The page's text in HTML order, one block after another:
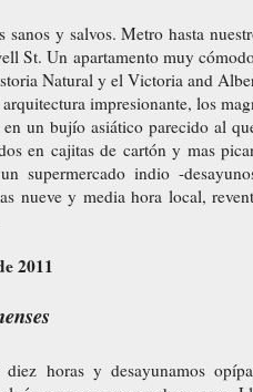
sanos y salvos. Metro hasta
St. Un apartamento muy
Natural y el Victoria and
impresionante, los
en un bujío asiático parecido al
en cajitas de cartón y mas
supermercado indio -
nueve y media hora local,
2011
horas y desayunamos